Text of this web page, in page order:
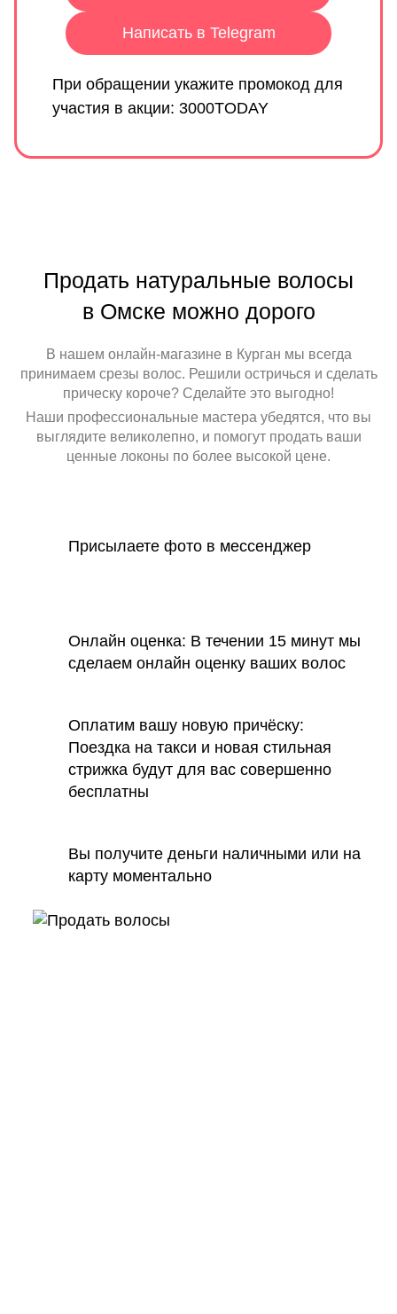
Написать в Telegram
При обращении укажите промокод для
участия в акции: 3000TODAY
Продать натуральные волосы
в Омске можно дорого
В нашем онлайн-магазине в Курган мы всегда
принимаем срезы волос. Решили остричься и сделать
прическу короче? Сделайте это выгодно!
Наши профессиональные мастера убедятся, что вы
выглядите великолепно, и помогут продать ваши
ценные локоны по более высокой цене.
Присылаете фото в мессенджер
Онлайн оценка: В течении 15 минут мы
сделаем онлайн оценку ваших волос
Оплатим вашу новую причёску:
Поездка на такси и новая стильная
стрижка будут для вас совершенно
бесплатны
Вы получите деньги наличными или на
карту моментально